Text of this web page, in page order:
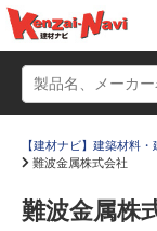
【建材ナビ】建築材料
難波金属株式会社
難波金属株